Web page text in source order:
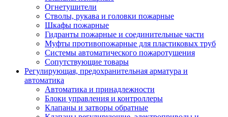
Огнетушители
Стволы, рукава и головки пожарные
Шкафы пожарные
Гидранты пожарные и соединительные части
Муфты противопожарные для пластиковых труб
Системы автоматического пожаротушения
Сопутствующие товары
Регулирующая, предохранительная арматура и
автоматика
Автоматика и принадлежности
Блоки управления и контроллеры
Клапаны и затворы обратные